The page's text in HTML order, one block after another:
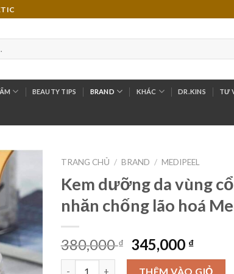
BEAUTY TIPS BRAND KHÁC DR.KINS TƯ
Add to
Wishlist
TRANG CHỦ / BRAND / MEDIPEEL
Kem dưỡng da vùng
nhăn chống lão hoá
380,000₫ 345,000 ₫
Số lượng THÊM VÀO GIỎ